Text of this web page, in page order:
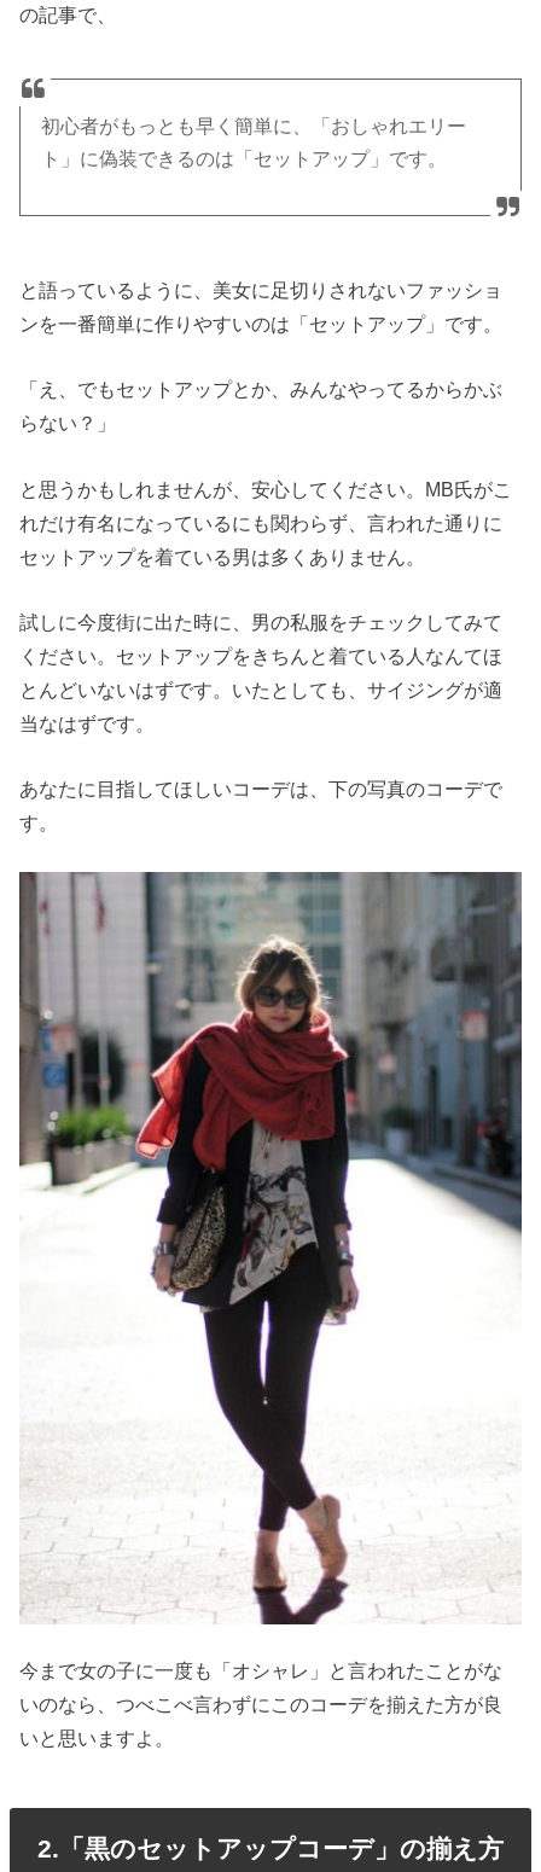
の記事で、
初心者がもっとも早く簡単に、「おしゃれエリー
ト」に偽装できるのは「セットアップ」です。
と語っているように、美女に足切りされないファッショ
ンを一番簡単に作りやすいのは「セットアップ」です。
「え、でもセットアップとか、みんなやってるからかぶ
らない？」
と思うかもしれませんが、安心してください。MB氏がこ
れだけ有名になっているにも関わらず、言われた通りに
セットアップを着ている男は多くありません。
試しに今度街に出た時に、男の私服をチェックしてみて
ください。セットアップをきちんと着ている人なんてほ
とんどいないはずです。いたとしても、サイジングが適
当なはずです。
あなたに目指してほしいコーデは、下の写真のコーデで
す。
今まで女の子に一度も「オシャレ」と言われたことがな
いのなら、つべこべ言わずにこのコーデを揃えた方が良
いと思いますよ。
2.「黒のセットアップコーデ」の揃え方